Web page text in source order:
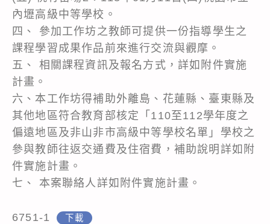
內壢高級中等學校。
四、 參加工作坊之教師可提供一份指導學生之
課程學習成果作品前來進行交流與觀摩。
五、 相關課程資訊及報名方式，詳如附件實施
計畫。
六、本工作坊得補助外離島、花蓮縣、臺東縣及
其他地區符合教育部核定「110至112學年度之
偏遠地區及非山非市高級中等學校名單」學校之
參與教師往返交通費及住宿費，補助說明詳如附
件實施計畫。
七、 本案聯絡人詳如附件實施計畫。
6751-1 下載